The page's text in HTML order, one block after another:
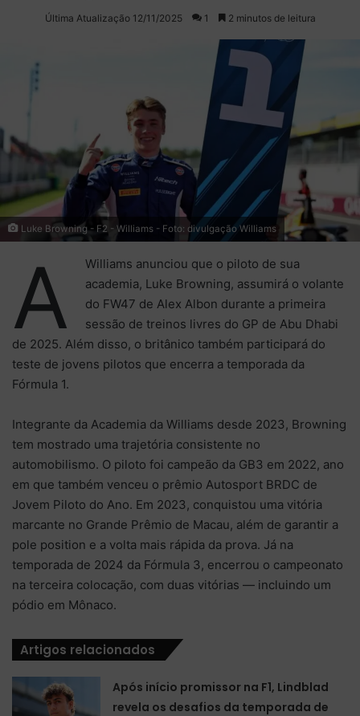
onum
Última Atualização 12/11/2025 1 2 minutos de leitura
Luke Browning - F2 - Williams - Foto: divulgação Williams
A
Williams anunciou que o piloto de sua
academia, Luke Browning, assumirá o volante
do FW47 de Alex Albon durante a primeira
sessão de treinos livres do GP de Abu Dhabi
de 2025. Além disso, o britânico também participará do
teste de jovens pilotos que encerra a temporada da
Fórmula 1.
Integrante da Academia da Williams desde 2023, Browning
tem mostrado uma trajetória consistente no
automobilismo. O piloto foi campeão da GB3 em 2022, ano
em que também venceu o prêmio Autosport BRDC de
Jovem Piloto do Ano. Em 2023, conquistou uma vitória
marcante no Grande Prêmio de Macau, além de garantir a
pole position e a volta mais rápida da prova. Já na
temporada de 2024 da Fórmula 3, encerrou o campeonato
na terceira colocação, com duas vitórias — incluindo um
pódio em Mônaco.
Artigos relacionados
Após início promissor na F1, Lindblad
revela os desafios da temporada de